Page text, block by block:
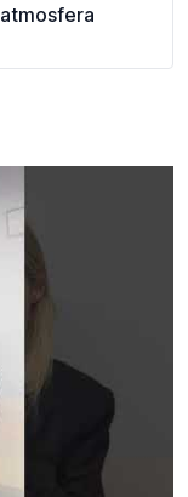
atmosfera